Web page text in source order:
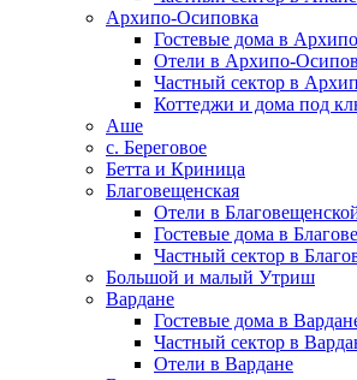
Архипо-Осиповка
Гостевые дома в
Отели в Архипо-
Частный сектор в
Коттеджи и дома под
Аше
с. Береговое
Бетта и Криница
Благовещенская
Отели в
Гостевые дома в
Частный сектор в
Большой и малый Утриш
Вардане
Гостевые дома в
Частный сектор в
Отели в Вардане